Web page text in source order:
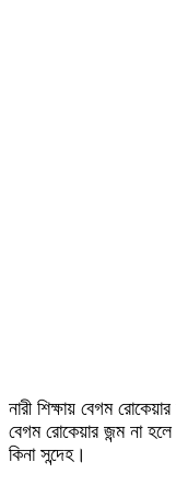
নারী শিক্ষায় বেগম
বেগম রোকেয়ার জন্ম না
কিনা সন্দেহ।